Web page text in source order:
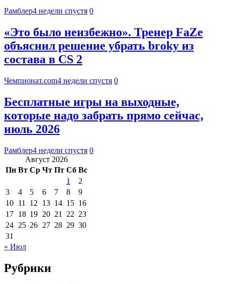
Рамблер4 недели спустя 0
«Это было неизбежно». Тренер FaZe
объяснил решение убрать broky из
состава в CS 2
Чемпионат.com4 недели спустя 0
Бесплатные игры на выходные,
которые надо забрать прямо сейчас,
июль 2026
Рамблер4 недели спустя 0
Август 2026
Пн Вт Ср Чт Пт Сб Вс
1
2
3
4 5 6 7 8
9
10 11 12 13 14 15 16
17 18 19 20 21 22 23
24 25 26 27 28 29 30
31
« Июл
Рубрики